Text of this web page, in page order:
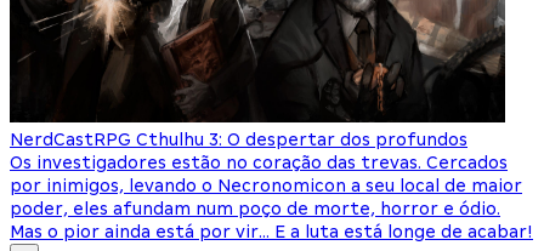
NerdCastRPG Cthulhu 3: O despertar dos profundos
Os investigadores estão no coração das trevas. Cercados
por inimigos, levando o Necronomicon a seu local de maior
poder, eles afundam num poço de morte, horror e ódio.
Mas o pior ainda está por vir... E a luta está longe de acabar!